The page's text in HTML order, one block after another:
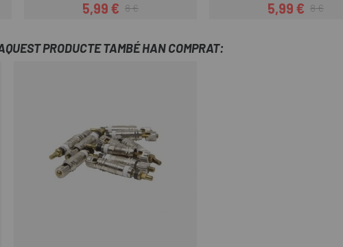
Preu
5,99 €Preu regular
8 €
Preu
5,99 €Preu regular
8 €
PRODUCTE TAMBÉ HAN COMPRAT: